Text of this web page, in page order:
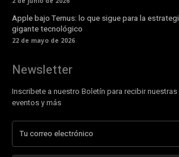
Apple bajo Ternus: lo que sigue para la
gigante tecnológico
22 de mayo de 2026
Newsletter
Inscribete a nuestro Boletín para recibir
eventos y más